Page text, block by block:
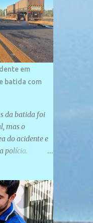
e projetos
e
porte. O
nessa área é
12 de julho de
em
batida com
da batida foi
mas o
do acidente e
polícia.
de Sousa
sexta-feira
na zona